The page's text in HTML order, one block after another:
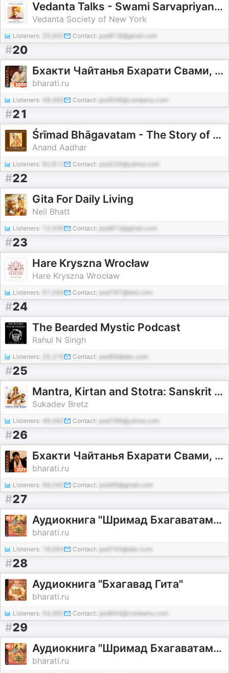
Vedanta Talks - Swami Sarvapriyananda
Vedanta Society of New York
Listeners: Contact: pod618@gmail.com
#20
Бхакти Чайтанья Бхарати Свами, лекции за 2007 год
bharati.ru
Listeners: 48,469 Contact: pod548@company.com
#21
Śrīmad Bhāgavatam - The Story of the Fortunate One
Anand Aadhar
Listeners: Contact: pod229@yahoo.com
#22
Gita For Daily Living
Neil Bhatt
Listeners: Contact: pod873@gmail.com
#23
Hare Kryszna Wrocław
Hare Kryszna Wrocław
Listeners: Contact: pod787@test.com
#24
The Bearded Mystic Podcast
Rahul N Singh
Listeners: Contact: pod89@abc.com
#25
Mantra, Kirtan and Stotra: Sanskrit Chants
Sukadev Bretz
Listeners: 49,492 Contact: pod199@yahoo.com
#26
Бхакти Чайтанья Бхарати Свами, лекции за 2017 год
bharati.ru
Listeners: 99,040 Contact: pod49@gmail.com
#27
Аудиокнига "Шримад Бхагаватам". Книга 10.3: "Песнь Песней". Главы 64-90
bharati.ru
Listeners: 18,094 Contact: pod745@abc.com
#28
Аудиокнига "Бхагавад Гита"
bharati.ru
Listeners: 54,895 Contact: pod604@company.com
#29
Аудиокнига "Шримад Бхагаватам". Книга 10.1: "Песнь Песней". Главы 1-33
bharati.ru